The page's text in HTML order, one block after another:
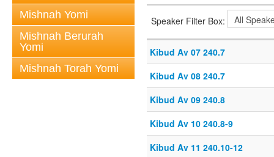
Mishnah Yomi
Mishnah Berurah
Yomi
Mishnah Torah Yomi
Speaker Filter Box:
Kibud Av 07 240.7
Kibud Av 08 240.7
Kibud Av 09 240.8
Kibud Av 10 240.8-9
Kibud Av 11 240.10-12